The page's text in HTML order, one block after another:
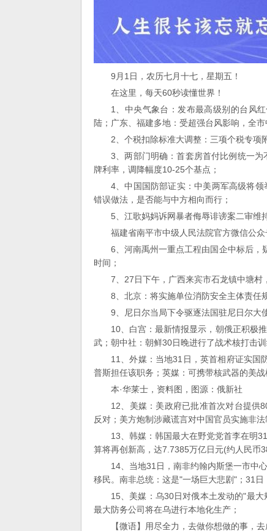
9月1日，农历七月十七，星期五！
在这里，每天60秒读懂世界！
1、中央气象台：发布最高级别的台风
陆；广东、福建多地：受超强台风影响，全
2、个税扣除标准大调整：三项个税专项
3、两部门明确：首套房首付比例统一
牌利率，调降幅度10-25个基点；
4、中国国防部证实：中美两军高级将
错误做法，是否能与中方相向而行；
5、江歌妈妈诉网暴者侮辱诽谤案二审维
福建省南平市中级人民法院官方微信公众
6、河南禹州一重点工程由国企中标后，
时间；
7、27日下午，广西来宾市石龙镇中塘村
8、北京：将实施单位消防安全主体责任
9、尼日尔当局下令驱逐法国驻尼日尔大
10、白宫：最新情报显示，朝俄正积极
武；朝中社：朝鲜30日晚进行了战术核打击
11、外媒：当地31日，英首相府证实国
普斯担任该职务；英媒：可携带核武器的美战
本·华莱士，资料图，图源：俄新社
12、美媒：美政府已批准首次对台提供
反对；美方炮制涉藏谎言对中国官员实施非
13、韩媒：韩国最大在野党党首李在明
算将再创新高，达7.7385万亿日元(约人民币
14、当地31日，南非约翰内斯堡一市中
移民。南非总统：这是"一场巨大悲剧"；31
15、美媒：乌30日对俄本土发动的"最
最大防务公司将在乌进行本地化生产；
【微语】用尽全力，去做你想做的事，